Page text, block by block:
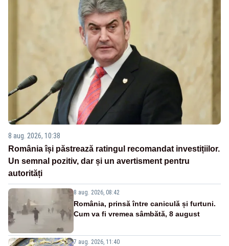
8 aug. 2026, 10:38
România își păstrează ratingul recomandat investițiilor.
Un semnal pozitiv, dar și un avertisment pentru
autorități
8 aug. 2026, 08:42
România, prinsă între caniculă și furtuni.
Cum va fi vremea sâmbătă, 8 august
7 aug. 2026, 11:40